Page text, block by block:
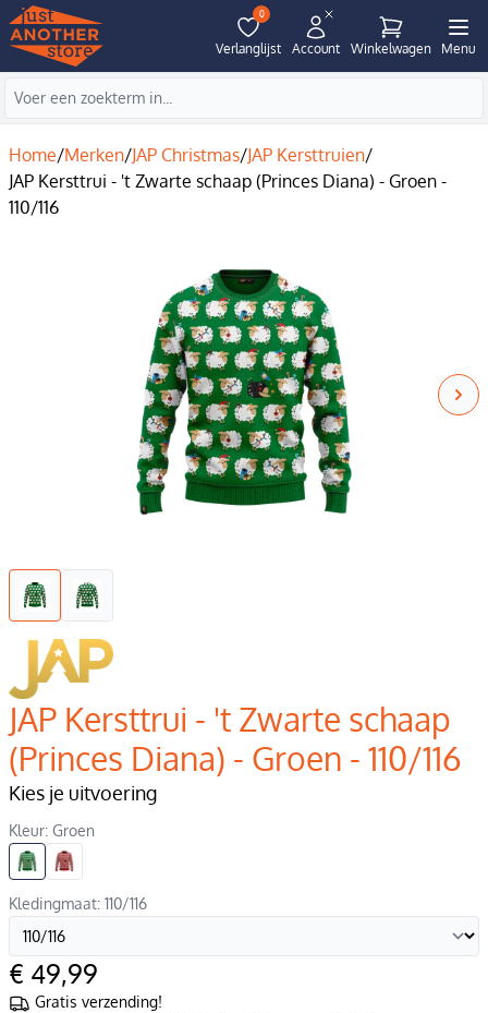
0
Verlanglijst Account Winkelwagen Menu
Home/Merken/JAP Christmas/JAP Kersttruien/
JAP Kersttrui - 't Zwarte schaap (Princes Diana) - Groen -
110/116
JAP Kersttrui - 't Zwarte schaap
(Princes Diana) - Groen - 110/116
Kies je uitvoering
Kleur: Groen
Kledingmaat: 110/116
€ 49,99
Gratis verzending!